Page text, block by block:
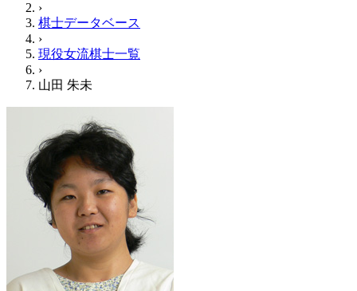
›
棋士データベース
›
現役女流棋士一覧
›
山田 朱未